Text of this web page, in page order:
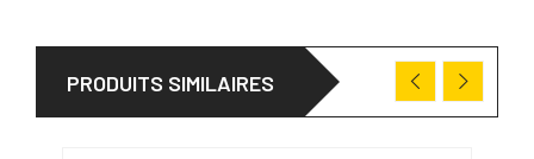
PRODUITS SIMILAIRES